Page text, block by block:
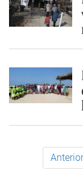
Anterior